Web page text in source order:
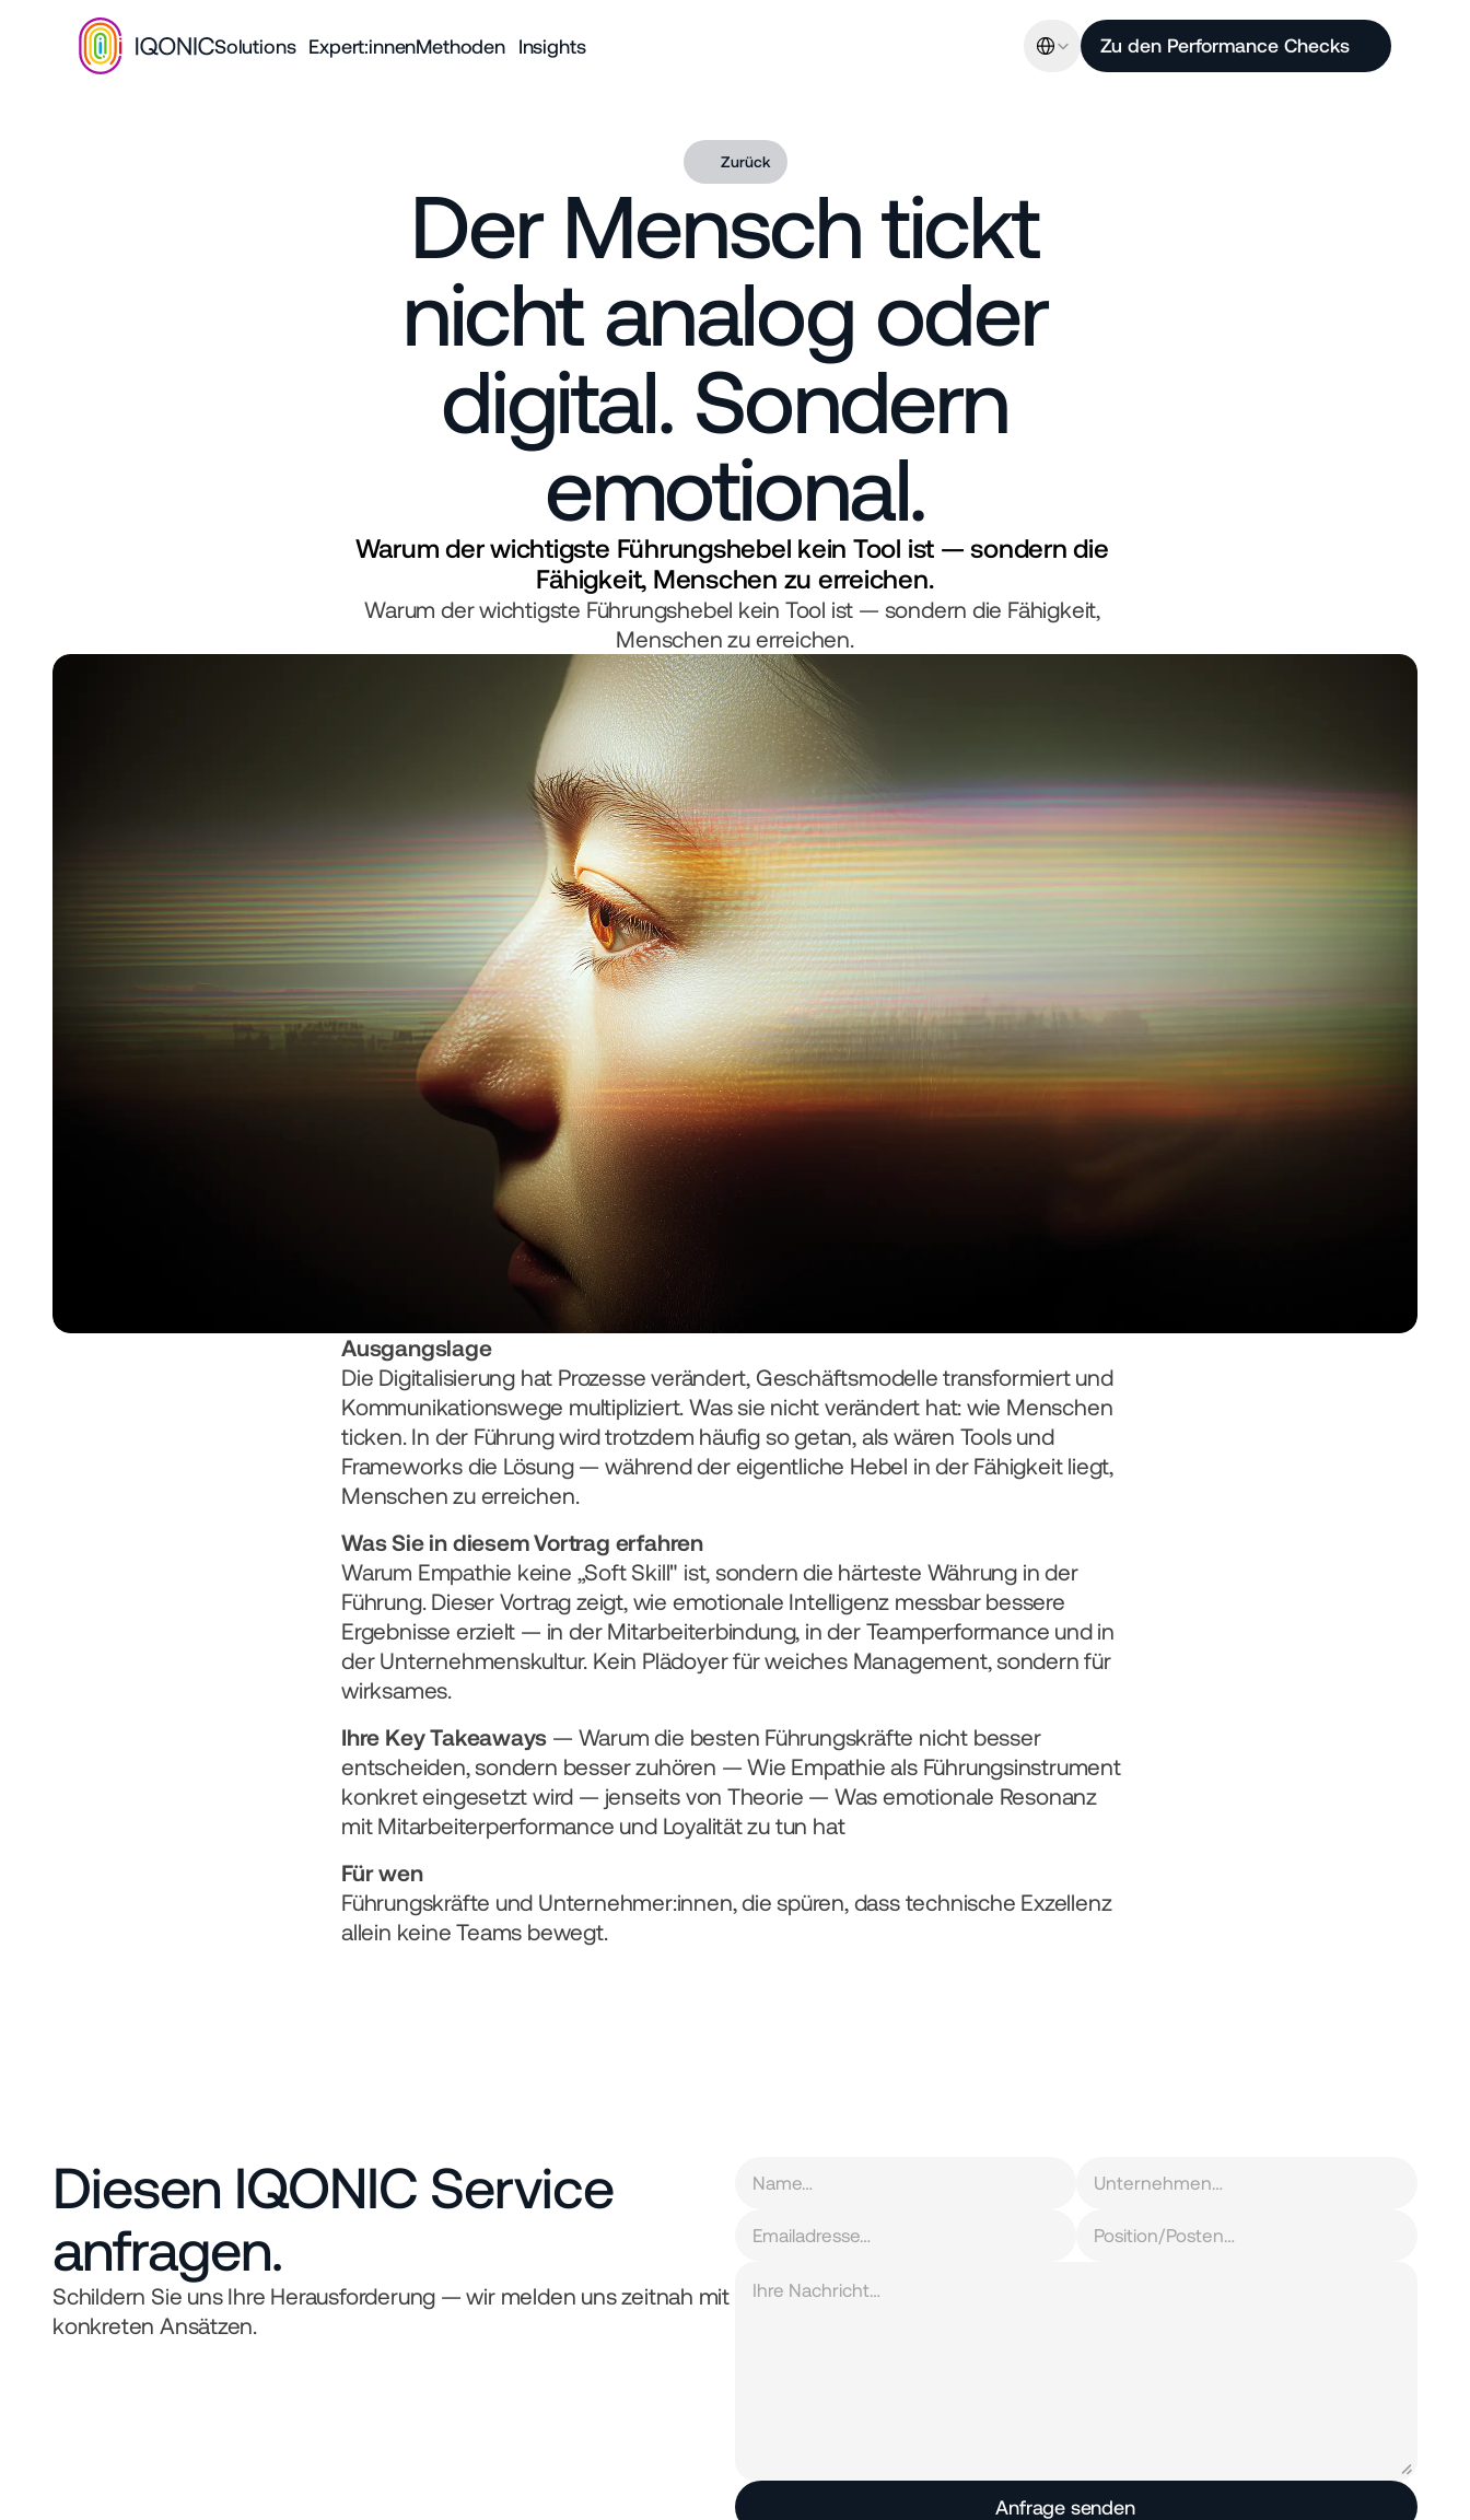
Solutions Insights
Methoden
Expert:innen Zu den Performance Checks
Select Language
Unser Versprechen: Umsatz-
und Ertrags-Steigerung durch
Einzig­artig­keit und Relevanz­.
Unter­nehmens­beratungs­
kompetenz
Zurück
Der Mensch tickt
nicht analog oder
digital. Sondern
emotional.
Warum der wichtigste Führungshebel kein Tool ist — sondern die
Fähigkeit, Menschen zu erreichen.
Warum der wichtigste Führungshebel kein Tool ist — sondern die Fähigkeit,
Menschen zu erreichen.
Ausgangslage
Die Digitalisierung hat Prozesse verändert, Geschäftsmodelle transformiert und
Kommunikationswege multipliziert. Was sie nicht verändert hat: wie Menschen
ticken. In der Führung wird trotzdem häufig so getan, als wären Tools und
Frameworks die Lösung — während der eigentliche Hebel in der Fähigkeit liegt,
Menschen zu erreichen.
Was Sie in diesem Vortrag erfahren
Warum Empathie keine „Soft Skill" ist, sondern die härteste Währung in der
Führung. Dieser Vortrag zeigt, wie emotionale Intelligenz messbar bessere
Ergebnisse erzielt — in der Mitarbeiterbindung, in der Teamperformance und in
der Unternehmenskultur. Kein Plädoyer für weiches Management, sondern für
wirksames.
Ihre Key Takeaways — Warum die besten Führungskräfte nicht besser
entscheiden, sondern besser zuhören — Wie Empathie als Führungsinstrument
konkret eingesetzt wird — jenseits von Theorie — Was emotionale Resonanz
mit Mitarbeiterperformance und Loyalität zu tun hat
Für wen
Führungskräfte und Unternehmer:innen, die spüren, dass technische Exzellenz
allein keine Teams bewegt.
Diesen IQONIC Service
anfragen.
Schildern Sie uns Ihre Herausforderung — wir melden uns zeitnah mit
konkreten Ansätzen.
Anfrage senden